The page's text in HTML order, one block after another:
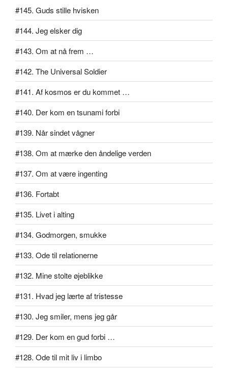
#145. Guds stille hvisken
#144. Jeg elsker dig
#143. Om at nå frem …
#142. The Universal Soldier
#141. Af kosmos er du kommet …
#140. Der kom en tsunami forbi
#139. Når sindet vågner
#138. Om at mærke den åndelige verden
#137. Om at være ingenting
#136. Fortabt
#135. Livet i alting
#134. Godmorgen, smukke
#133. Ode til relationerne
#132. Mine stolte øjeblikke
#131. Hvad jeg lærte af tristesse
#130. Jeg smiler, mens jeg går
#129. Der kom en gud forbi …
#128. Ode til mit liv i limbo